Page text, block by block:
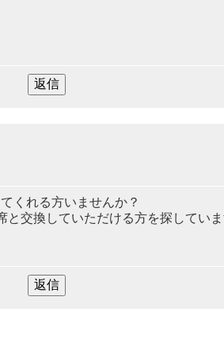
くれる方いませんか？
と交換していただける方を探してい